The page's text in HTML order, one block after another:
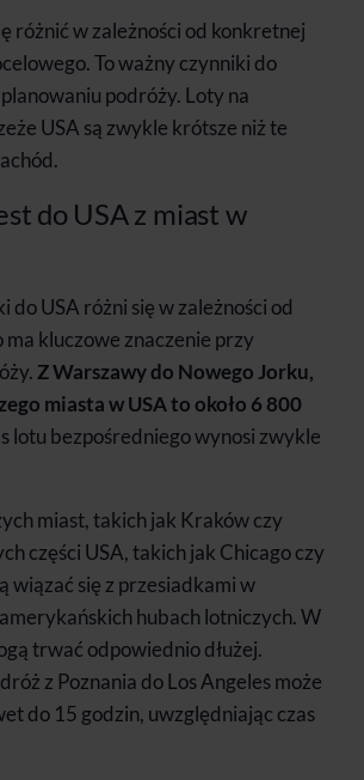
różnić w zależności od konkretnej
To ważny czynniki do
podróży. Loty na
USA są zwykle krótsze niż te
do USA z miast w
do USA różni się w zależności od
kluczowe znaczenie przy
Z Warszawy do Nowego Jorku,
miasta w USA to około 6 800
lotu bezpośredniego wynosi zwykle
miast, takich jak Kraków czy
części USA, takich jak Chicago czy
wiązać się z przesiadkami w
hubach lotniczych. W
trwać odpowiednio dłużej.
z Poznania do Los Angeles może
do 15 godzin, uwzględniając czas